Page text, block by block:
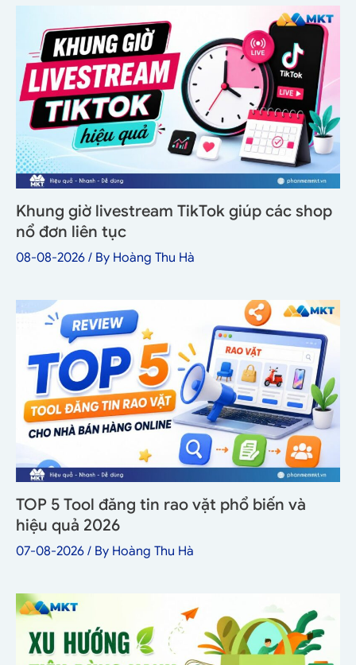
Khung giờ livestream TikTok giúp các shop
nổ đơn liên tục
08-08-2026 / By Hoàng Thu Hà
TOP 5 Tool đăng tin rao vặt phổ biến và
hiệu quả 2026
07-08-2026 / By Hoàng Thu Hà